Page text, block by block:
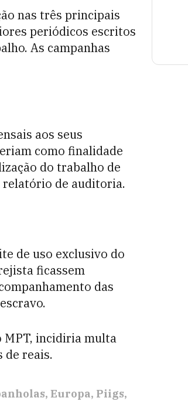
nas três principais
periódicos escritos
As campanhas
aos seus
como finalidade
do trabalho de
relatório de auditoria.
de uso exclusivo do
ficassem
das
MPT, incidiria multa
de reais.
Europa Piigs